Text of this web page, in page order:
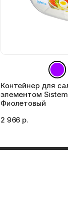
Контейнер для
элементом
Фиолетовый
2 966 р.